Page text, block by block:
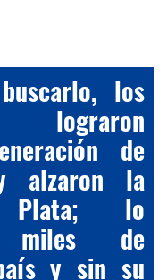
los
lograron
de
alzaron la
Plata; lo
miles de
y sin su